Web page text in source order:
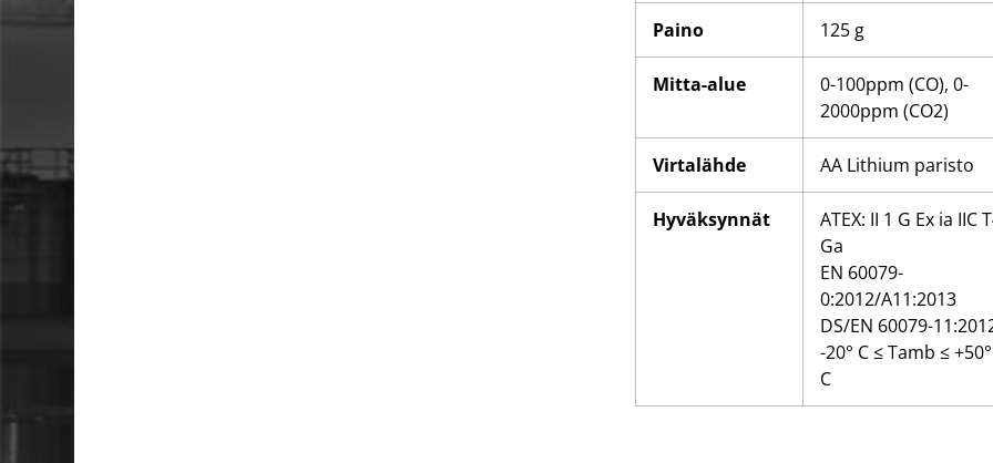
Paino 125 g
Mitta-alue
0-100ppm (CO), 0-
2000ppm (CO2)
Virtalähde AA Lithium paristo
Hyväksynnät
ATEX: II 1 G Ex ia IIC
Ga
EN 60079-
0:2012/A11:2013
DS/EN 60079-
-20° C ≤ Tamb ≤ +50°
C